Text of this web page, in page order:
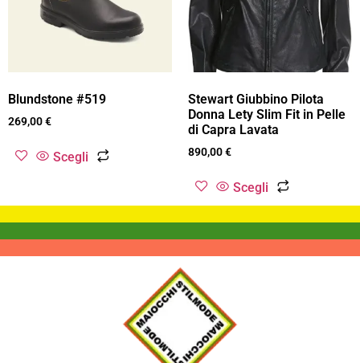
Blundstone #519
269,00€
Scegli
Stewart Giubbino Pilota
Donna Lety Slim Fit in Pelle
di Capra Lavata
890,00€
Scegli